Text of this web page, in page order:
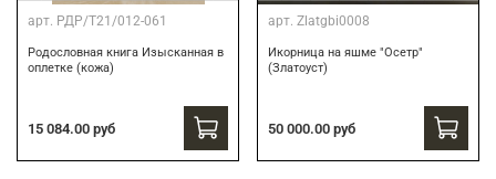
арт. РДР/Т21/012-061
Родословная книга Изысканная в
оплетке (кожа)
15 084.00 руб
арт. Zlatgbi0008
Икорница на яшме "Осетр"
(Златоуст)
50 000.00 руб